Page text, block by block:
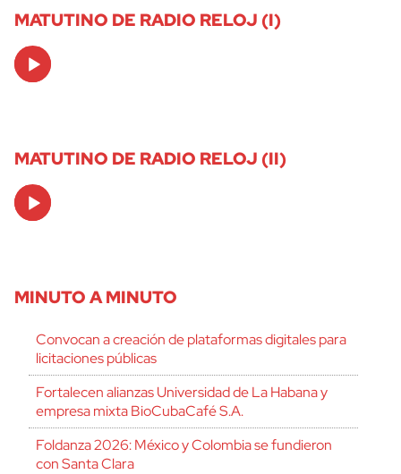
MATUTINO DE RADIO RELOJ (I)
Audio
Player
MATUTINO DE RADIO RELOJ (II)
Audio
Player
MINUTO A MINUTO
Convocan a creación de plataformas digitales para
licitaciones públicas
Fortalecen alianzas Universidad de La Habana y
empresa mixta BioCubaCafé S.A.
Foldanza 2026: México y Colombia se fundieron
con Santa Clara